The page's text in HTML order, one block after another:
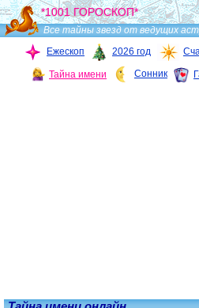
*1001 ГОРОСКОП*
Все тайны звезд от ведущих
Ежескоп
2026 год
Тайна имени Сонник